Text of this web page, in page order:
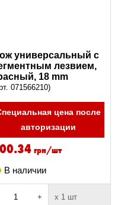
универсальный с
лезвием,
18 mm
071566210)
цена после
авторизации
грн/шт
В наличии
+ х 1 шт